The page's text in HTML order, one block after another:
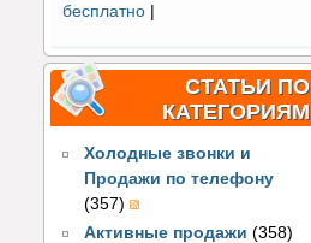
бесплатно |
СТАТЬИ ПО
КАТЕГОРИЯМ
Холодные звонки и
Продажи по телефону
(357)
Активные продажи (358)